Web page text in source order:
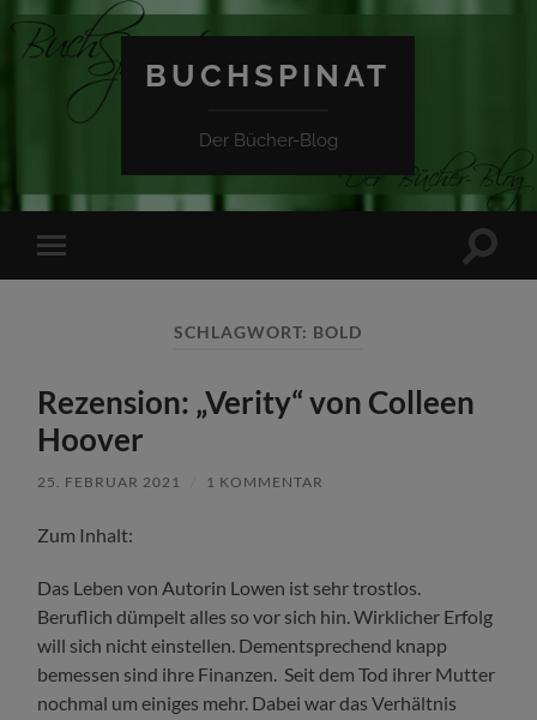
BUCHSPINAT
Der Bücher-Blog
Mobile-
Menü
SCHLAGWORT: BOLD
Rezension: „Verity“ von Colleen
Hoover
25. FEBRUAR 2021 1 KOMMENTAR
Zum Inhalt:
Das Leben von Autorin Lowen ist sehr trostlos.
Beruflich dümpelt alles so vor sich hin. Wirklicher Erfolg
will sich nicht einstellen. Dementsprechend knapp
bemessen sind ihre Finanzen. Seit dem Tod ihrer Mutter
nochmal um einiges mehr. Dabei war das Verhältnis